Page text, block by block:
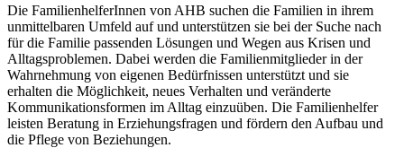
Die FamilienhelferInnen von AHB suchen die Familien in ihrem
unmittelbaren Umfeld auf und unterstützen sie bei der Suche nach
für die Familie passenden Lösungen und Wegen aus Krisen und
Alltagsproblemen. Dabei werden die Familienmitglieder in der
Wahrnehmung von eigenen Bedürfnissen unterstützt und sie
erhalten die Möglichkeit, neues Verhalten und veränderte
Kommunikationsformen im Alltag einzuüben. Die Familienhelfer
leisten Beratung in Erziehungsfragen und fördern den Aufbau und
die Pflege von Beziehungen.